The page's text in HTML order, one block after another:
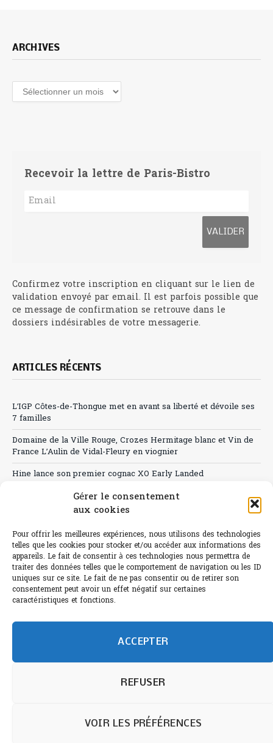
Gérer le consentement
aux cookies
Pour offrir les meilleures expériences, nous utilisons des technologies
telles que les cookies pour stocker et/ou accéder aux informations des
appareils. Le fait de consentir à ces technologies nous permettra de
traiter des données telles que le comportement de navigation ou les ID
uniques sur ce site. Le fait de ne pas consentir ou de retirer son
consentement peut avoir un effet négatif sur certaines
caractéristiques et fonctions.
ACCEPTER
REFUSER
VOIR LES PRÉFÉRENCES
ARCHIVES
Archives
Recevoir la lettre de Paris-Bistro
Confirmez votre inscription en cliquant sur le lien de
validation envoyé par email. Il est parfois possible que
ce message de confirmation se retrouve dans le
dossiers indésirables de votre messagerie.
ARTICLES RÉCENTS
L’IGP Côtes-de-Thongue met en avant sa liberté et dévoile ses
7 familles
Domaine de la Ville Rouge, Crozes Hermitage blanc et Vin de
France L’Aulin de Vidal-Fleury en viognier
Hine lance son premier cognac XO Early Landed
Canicule : A quand le CHR à « l’heure espagnole » ?
Sélection de rosés 2026
L'abus d'alcool est dangereux pour la santé.
humain et 0% IA de Paris Bistro Editions - SARL de Presse -
Informations légales etRGPD
Annoncer sur Paris-bistro